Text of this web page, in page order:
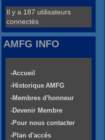
Il y a 187 utilisateurs
connectés
AMFG INFO
-Accueil
-Historique AMFG
-Membres d'honneur
-Devenir Membre
-Pour nous contacter
-Plan d'accés